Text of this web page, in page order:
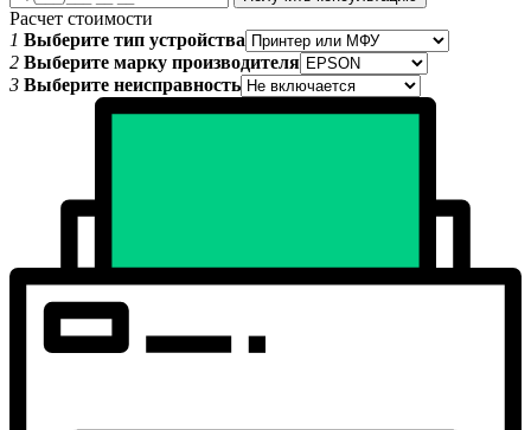
Расчет стоимости
1 Выберите тип устройства
2 Выберите марку производителя
3 Выберите неисправность